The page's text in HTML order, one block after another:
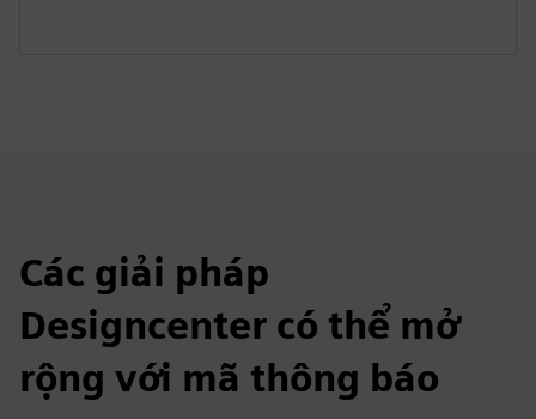
Các giải pháp
Designcenter có thể mở
rộng với mã thông báo